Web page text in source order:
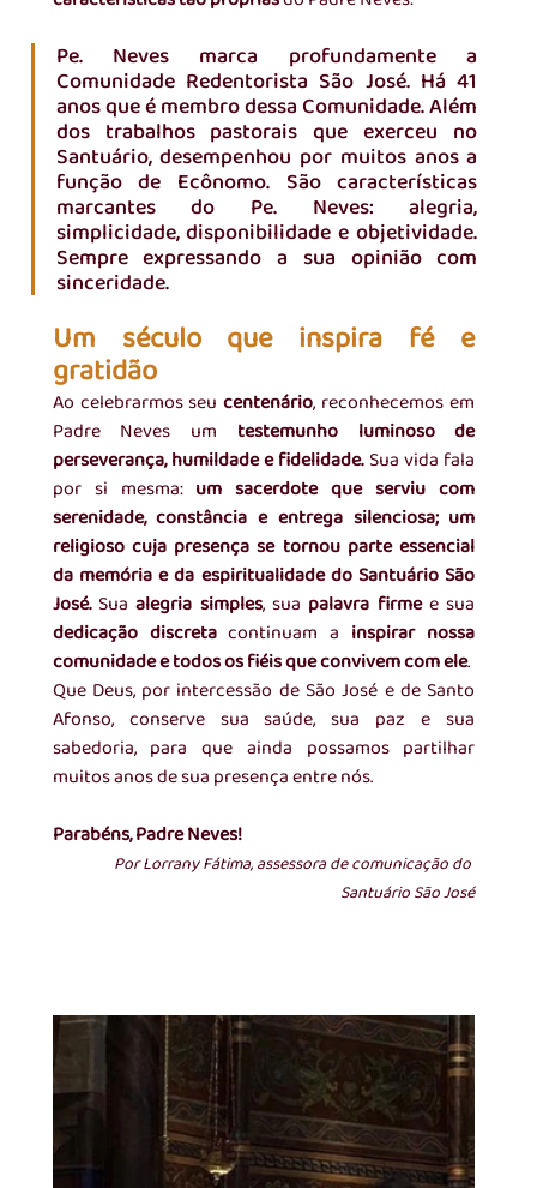
Pe. Neves marca profundamente a
Comunidade Redentorista São José. Há 41
anos que é membro dessa Comunidade. Além
dos trabalhos pastorais que exerceu no
Santuário, desempenhou por muitos anos a
função de Ecônomo. São características
marcantes do Pe. Neves: alegria,
simplicidade, disponibilidade e objetividade.
Sempre expressando a sua opinião com
sinceridade.
Um século que inspira fé e
gratidão
Ao celebrarmos seu centenário, reconhecemos em
Padre Neves um testemunho luminoso de
perseverança, humildade e fidelidade. Sua vida fala
por si mesma: um sacerdote que serviu com
serenidade, constância e entrega silenciosa; um
religioso cuja presença se tornou parte essencial
da memória e da espiritualidade do Santuário São
José. Sua alegria simples, sua palavra firme
dedicação discreta continuam a inspirar nossa
comunidade e todos os fiéis que convivem com ele.
Que Deus, por intercessão de São José e de Santo
Afonso, conserve sua saúde, sua paz e sua
sabedoria, para que ainda possamos partilhar
muitos anos de sua presença entre nós.
Parabéns, Padre Neves!
Por Lorrany Fátima, assessora de comunicação do
Santuário São José